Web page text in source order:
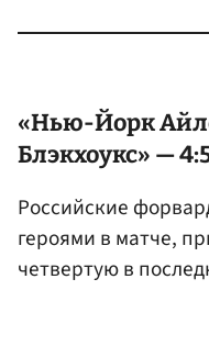
«Нью-Йорк
Блэкхоукс» —
Российские
героями в матче,
четвертую в